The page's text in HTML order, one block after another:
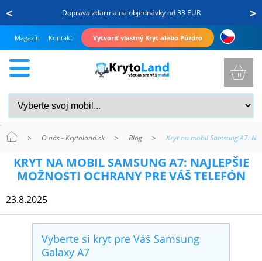
< >
Doprava zdarma na objednávky od 33 EUR
Magazín Kontakt Vytvoriť vlastný Kryt alebo Púzdro
NA
MOBIL
KRYT NA MOBIL SAMSUNG A7: NAJLEPŠIE
MOŽNOSTI OCHRANY PRE VÁŠ TELEFÓN
23.8.2025
Vyberte si kryt pre Váš Samsung
Galaxy A7
> O nás - Krytoland.sk > Blog > Kryt na mobil Samsung A7: